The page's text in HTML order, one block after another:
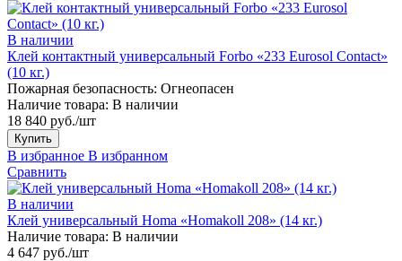
В наличии
Клей контактный универсальный Forbo «233 Eurosol Contact»
(10 кг.)
Пожарная безопасность: Огнеопасен
Наличие товара: В наличии
18 840 руб./шт
Купить
В избранное В избранном
Сравнить
В наличии
Клей универсальный Homa «Homakoll 208» (14 кг.)
Наличие товара: В наличии
4 647 руб./шт